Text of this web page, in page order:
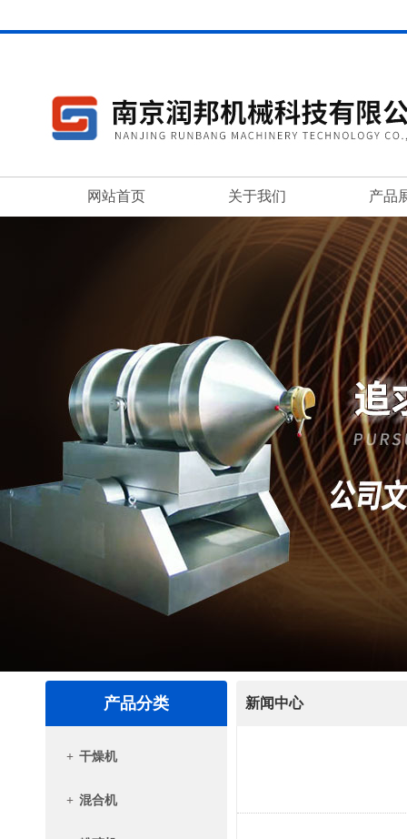
网站首页 关于我们 产品
产品分类
+ 干燥机
+ 混合机
新闻中心